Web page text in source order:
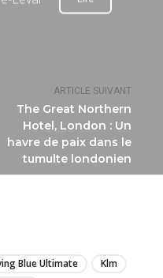
ARTICLE SUIVANT
The Great Northern
Hotel, London : Un
havre de paix dans le
tumulte londonien
Blue Ultimate
Klm